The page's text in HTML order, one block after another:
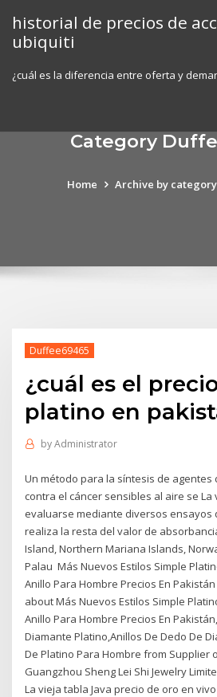
content
historial de precios de
ubiquiti
¿cuál es la diferencia entre oferta y
Category
Home Archive by
Duffee69465
¿cuál es el
platino en
byAdministrator
Un método para la síntesis de agentes
contra el cáncer sensibles al aire se
evaluarse mediante diversos ensayos
realiza la resta del valor de
Island, Northern Mariana Islands,
Palau Más Nuevos Estilos Simple
Anillo Para Hombre Precios En
about Más Nuevos Estilos Simple
Anillo Para Hombre Precios En
Diamante Platino,Anillos De Dedo De
De Platino Para Hombre from Supplier
Guangzhou Sheng Lei Shi Jewelry
La vieja tabla Java precio de oro en